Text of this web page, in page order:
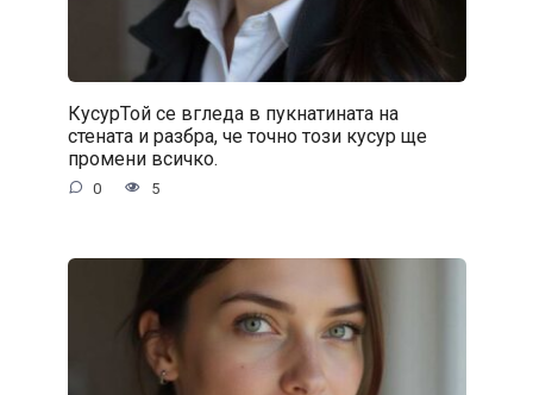
КусурТой се вгледа в пукнатината на
стената и разбра, че точно този кусур ще
промени всичко.
0 5